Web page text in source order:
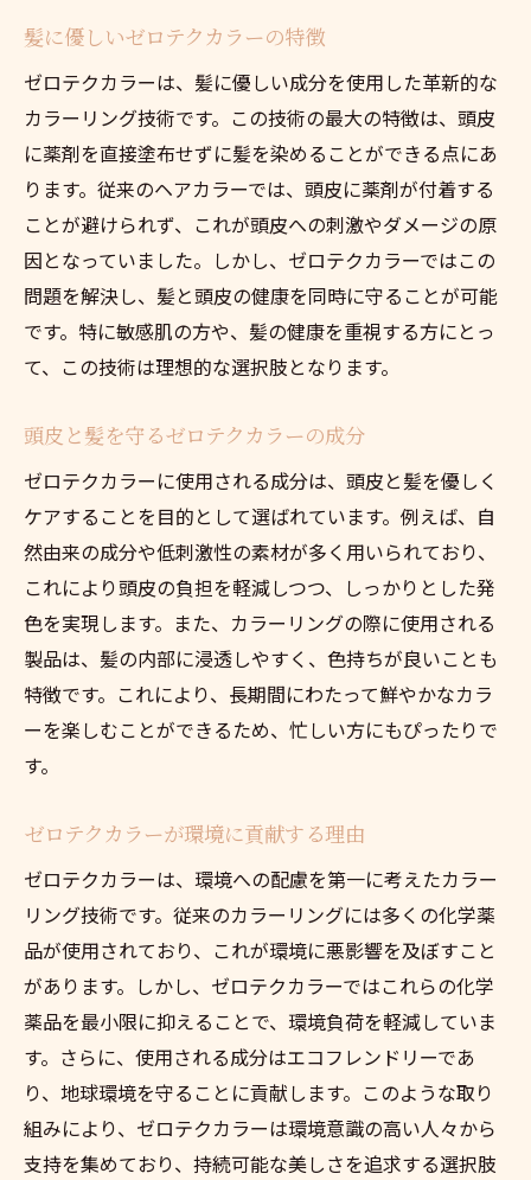
髪に優しいゼロテクカラーの特徴
ゼロテクカラーは、髪に優しい成分を使用した革新的な
カラーリング技術です。この技術の最大の特徴は、頭皮
に薬剤を直接塗布せずに髪を染めることができる点にあ
ります。従来のヘアカラーでは、頭皮に薬剤が付着する
ことが避けられず、これが頭皮への刺激やダメージの原
因となっていました。しかし、ゼロテクカラーではこの
問題を解決し、髪と頭皮の健康を同時に守ることが可能
です。特に敏感肌の方や、髪の健康を重視する方にとっ
て、この技術は理想的な選択肢となります。
頭皮と髪を守るゼロテクカラーの成分
ゼロテクカラーに使用される成分は、頭皮と髪を優しく
ケアすることを目的として選ばれています。例えば、自
然由来の成分や低刺激性の素材が多く用いられており、
これにより頭皮の負担を軽減しつつ、しっかりとした発
色を実現します。また、カラーリングの際に使用される
製品は、髪の内部に浸透しやすく、色持ちが良いことも
特徴です。これにより、長期間にわたって鮮やかなカラ
ーを楽しむことができるため、忙しい方にもぴったりで
す。
ゼロテクカラーが環境に貢献する理由
ゼロテクカラーは、環境への配慮を第一に考えたカラー
リング技術です。従来のカラーリングには多くの化学薬
品が使用されており、これが環境に悪影響を及ぼすこと
があります。しかし、ゼロテクカラーではこれらの化学
薬品を最小限に抑えることで、環境負荷を軽減していま
す。さらに、使用される成分はエコフレンドリーであ
り、地球環境を守ることに貢献します。このような取り
組みにより、ゼロテクカラーは環境意識の高い人々から
支持を集めており、持続可能な美しさを追求する選択肢